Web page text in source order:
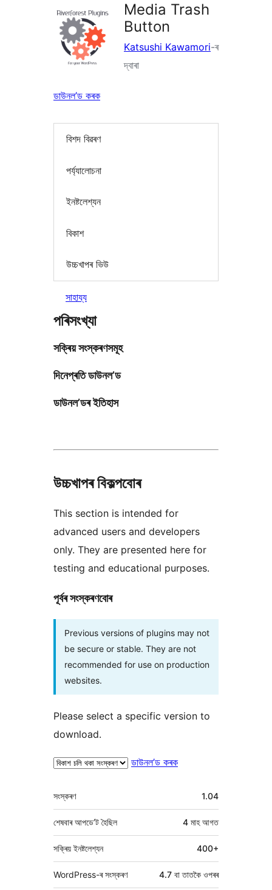
Media Trash
Button
Katsushi Kawamori-ৰ
দ্বাৰা
ডাউনল’ড কৰক
বিশদ বিৱৰণ
পৰ্য্যালোচনা
ইনষ্টলেশ্যন
বিকাশ
উচ্চখাপৰ ভিউ
সাহায্য
পৰিসংখ্যা
সক্ৰিয় সংস্কৰণসমূহ
দিনেপ্ৰতি ডাউনল’ড
ডাউনল’ডৰ ইতিহাস
উচ্চখাপৰ বিকল্পবোৰ
This section is intended for
advanced users and developers
only. They are presented here for
testing and educational purposes.
পূৰ্বৰ সংস্কৰণবোৰ
Previous versions of plugins may not
be secure or stable. They are not
recommended for use on production
websites.
Please select a specific version to
download.
ডাউনল’ড কৰক
মেটা 1.04
সংস্কৰণ
4 মাহআগত
শেষবাৰ আপডে’ট হৈছিল
সক্ৰিয় ইনষ্টলেশ্যন 400+
WordPress-ৰ সংস্কৰণ 4.7 বা তাতকৈ ওপৰৰ